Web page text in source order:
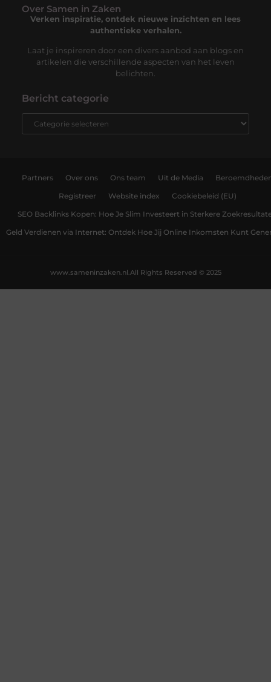
Over Samen in Zaken
Verken inspiratie, ontdek nieuwe inzichten en lees
authentieke verhalen.
Laat je inspireren door een divers aanbod aan blogs en
artikelen die verschillende aspecten van het leven
belichten.
Bericht categorie
Partners Over ons Ons team Uit de Media
Registreer Website index Cookiebeleid (EU)
SEO Backlinks Kopen: Hoe Je Slim Investeert in Sterkere
Geld Verdienen via Internet: Ontdek Hoe Jij Online Inkomsten Kunt
All Rights Reserved © 2025
www.sameninzaken.nl.